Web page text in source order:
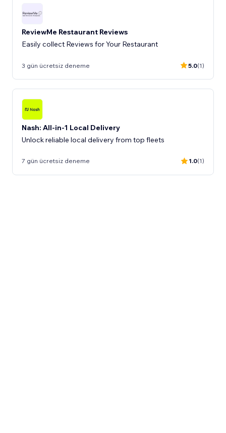
ReviewMe Restaurant Reviews
Easily collect Reviews for Your Restaurant
3 gün ücretsiz deneme 5.0(1)
Nash: All-in-1 Local Delivery
Unlock reliable local delivery from top fleets
7 gün ücretsiz deneme 1.0(1)